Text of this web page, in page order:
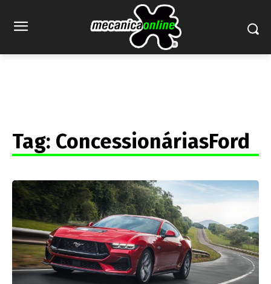
Tag: ConcessionáriasFord